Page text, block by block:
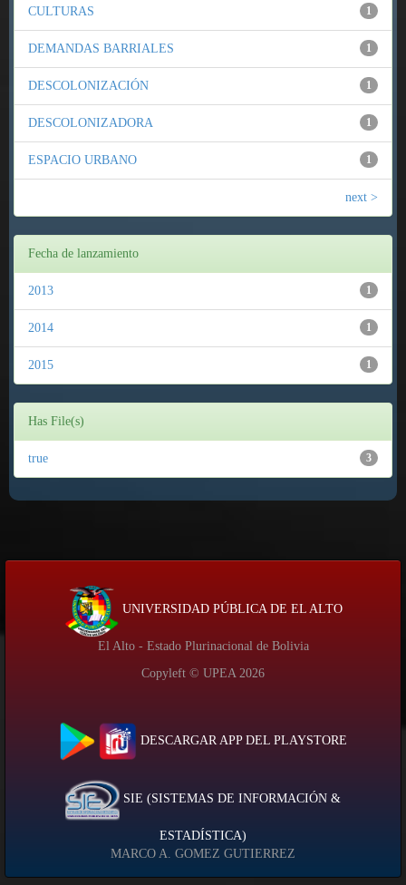
1
CULTURAS
1
DEMANDAS BARRIALES
1
DESCOLONIZACIÓN
1
DESCOLONIZADORA
1
ESPACIO URBANO
next >
Fecha de lanzamiento
1
2013
1
2014
1
2015
Has File(s)
3
true
UNIVERSIDAD PÚBLICA DE EL ALTO
El Alto - Estado Plurinacional de Bolivia
Copyleft © UPEA 2026
DESCARGAR APP DEL PLAYSTORE
SIE (SISTEMAS DE INFORMACIÓN &
ESTADÍSTICA)
MARCO A. GOMEZ GUTIERREZ